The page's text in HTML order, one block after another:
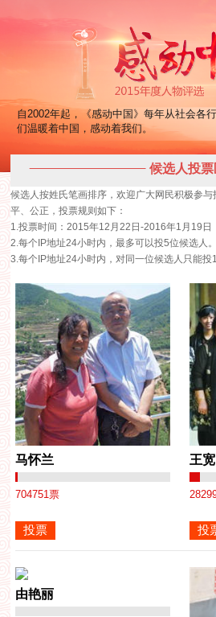
自2002年起，《感动中国》每年从社会各
们温暖着中国，感动着我们。
候选人投票
候选人按姓氏笔画排序，欢迎广大网民积极参
平、公正，投票规则如下：
1.投票时间：2015年12月22日-2016年1月19日
2.每个IP地址24小时内，最多可以投5位候选人。
3.每个IP地址24小时内，对同一位候选人只能投
马怀兰
704751票
王宽
由艳丽